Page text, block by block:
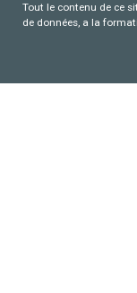
Tout le contenu de ce
de données, a la